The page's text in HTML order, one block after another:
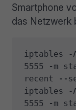
Smartphone
das Netzwerk
iptables -
5555 -m
recent --
iptables -
5555 -m